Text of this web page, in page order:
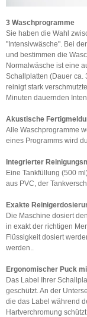
3 Waschprogramme
Sie haben die Wahl
"Intensivwäsche". Bei
und bestimmen die
Normalwäsche ist eine
Schallplatten (Dauer ca.
reinigt stark
Minuten dauernden
Akustische
Alle Waschprogramme
eines Programms wird
Integrierter
Eine Tankfüllung (500
aus PVC, der
Exakte
Die Maschine dosiert
in exakt der richtigen
Flüssigkeit dosiert
werden..
Ergonomischer Puck
Das Label Ihrer
geschützt. An der
die das Label während
Hartverchromung